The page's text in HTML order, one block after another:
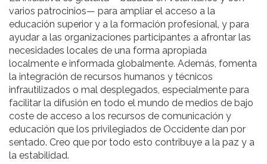
varios patrocinios— para ampliar el acceso a la
educación superior y a la formación profesional, y para
ayudar a las organizaciones participantes a afrontar las
necesidades locales de una forma apropiada
localmente e informada globalmente. Además, fomenta
la integración de recursos humanos y técnicos
infrautilizados o mal desplegados, especialmente para
facilitar la difusión en todo el mundo de medios de bajo
coste de acceso a los recursos de comunicación y
educación que los privilegiados de Occidente dan por
sentado. Creo que por todo esto contribuye a la paz y a
la estabilidad.